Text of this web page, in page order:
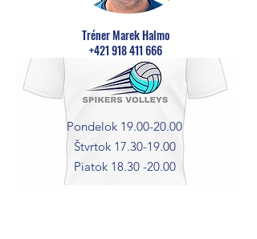
Tréner Marek Halmo
+421 918 411 666
Pondelok 19.00-20.00
Štvrtok 17.30-19.00
Piatok 18.30 -20.00